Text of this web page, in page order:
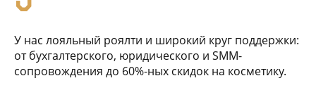
У нас лояльный роялти и широкий круг поддержки:
от бухгалтерского, юридического и SMM-
сопровождения до 60%-ных скидок на косметику.